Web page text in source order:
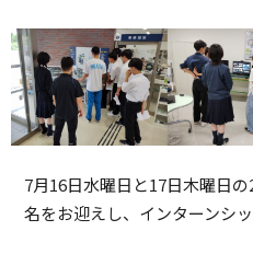
7月16日水曜日と17日木曜日
名をお迎えし、インターンシ